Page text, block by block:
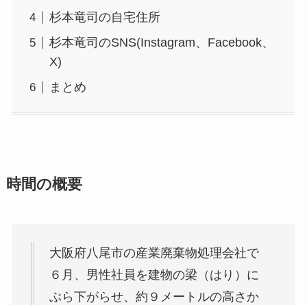
杉本竜司の自宅住所
杉本竜司のSNS(Instagram、Facebook、
X)
まとめ
時間の概要
大阪府八尾市の産業廃棄物処理会社で
６月、男性社員を建物の梁（はり）に
ぶら下がらせ、約９メートルの高さか